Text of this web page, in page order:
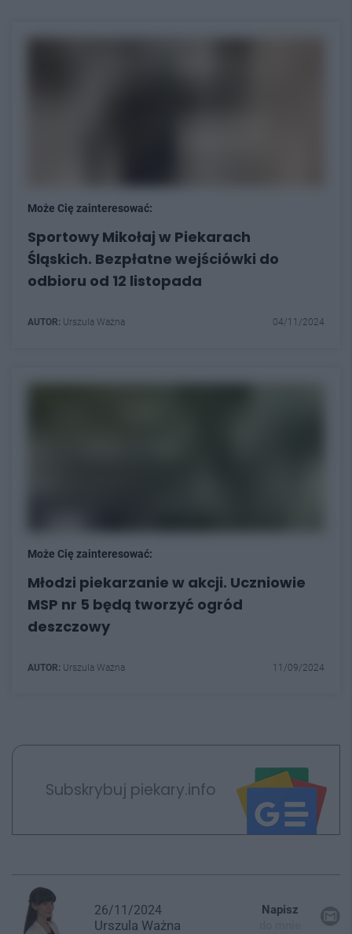
Może Cię zainteresować:
Sportowy Mikołaj w Piekarach
Śląskich. Bezpłatne wejściówki do
odbioru od 12 listopada
AUTOR: Urszula Ważna 04/11/2024
Może Cię zainteresować:
Młodzi piekarzanie w akcji. Uczniowie
MSP nr 5 będą tworzyć ogród
deszczowy
AUTOR: Urszula Ważna 11/09/2024
Subskrybuj piekary.info
26/11/2024
Urszula Ważna
Napisz